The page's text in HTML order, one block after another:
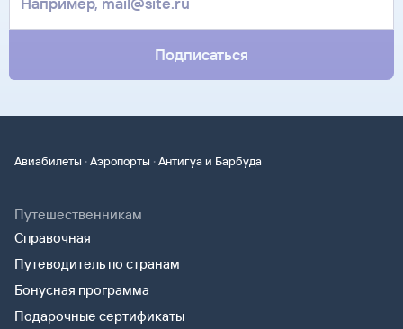
за границей, хотя для посадки в самолет вам понадобится
Подписаться
Авиабилеты ·Аэропорты ·Антигуа и Барбуда
Путешественникам
Справочная
Путеводитель по странам
Бонусная программа
Подарочные сертификаты